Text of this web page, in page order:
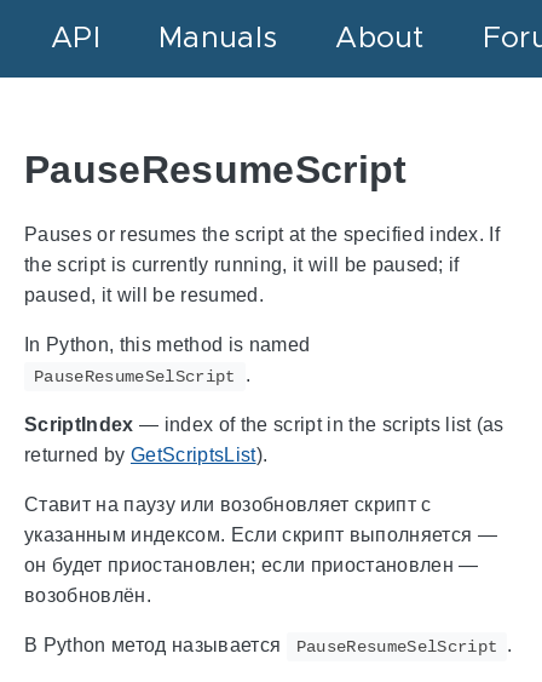
API Manuals About
PauseResumeScript
Pauses or resumes the script at the specified index. If
the script is currently running, it will be paused; if
paused, it will be resumed.
In Python, this method is named
PauseResumeSelScript .
ScriptIndex — index of the script in the scripts list (as
returned by GetScriptsList).
Ставит на паузу или возобновляет скрипт с
указанным индексом. Если скрипт выполняется —
он будет приостановлен; если приостановлен —
возобновлён.
В Python метод называется PauseResumeSelScript .